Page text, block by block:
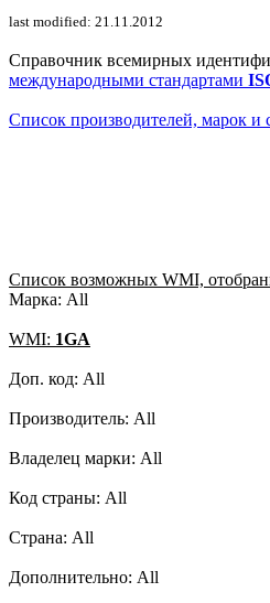
last modified: 21.11.2012
Справочник всемирных
международными стандартами
Список производителей, марок и
Список возможных WMI,
Марка: All
WMI: 1GA
Доп. код: All
Производитель: All
Владелец марки: All
Код страны: All
Страна: All
Дополнительно: All